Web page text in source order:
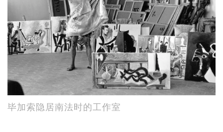
毕加索隐居南法时的工作室